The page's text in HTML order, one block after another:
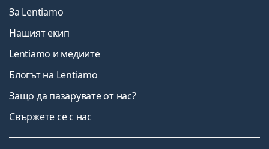
За Lentiamo
Нашият екип
Lentiamo и медиите
Блогът на Lentiamo
Защо да пазарувате от нас?
Свържете се с нас